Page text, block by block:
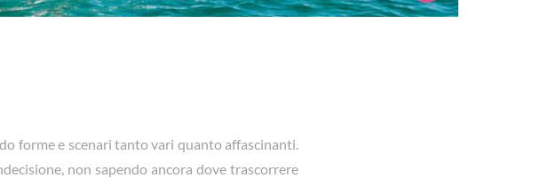
forme e scenari tanto vari quanto affascinanti.
non sapendo ancora dove trascorrere